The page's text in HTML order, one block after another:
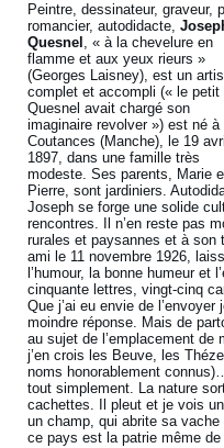
Peintre, dessinateur, graveur,
romancier, autodidacte,
Quesnel , « à la chevelure en
flamme et aux yeux rieurs »
(Georges Laisney), est un
complet et accompli (« le petit
Quesnel avait chargé son
imaginaire revolver ») est né à
Coutances (Manche), le 19 avril
1897, dans une famille très
modeste. Ses parents, Marie
Pierre, sont jardiniers.
Joseph se forge une solide
rencontres. Il n’en reste pas
rurales et paysannes et à son
ami le 11 novembre 1926,
l’humour, la bonne humeur et
cinquante lettres, vingt-cinq
Que j’ai eu envie de l’envoyer
moindre réponse. Mais de
au sujet de l’emplacement
j’en crois les Beuve, les
noms honorablement
tout simplement. La nature
cachettes. Il pleut et je vois
un champ, qui abrite sa
ce pays est la patrie même